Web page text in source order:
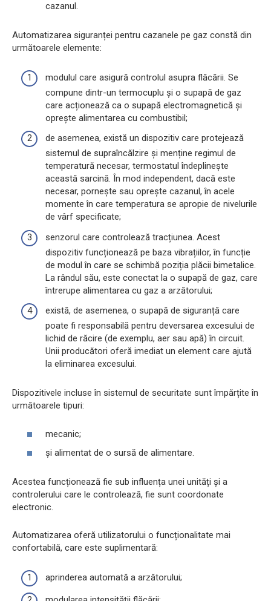
cazanul.
Automatizarea siguranței pentru cazanele pe gaz constă din
următoarele elemente:
modulul care asigură controlul asupra flăcării. Se
compune dintr-un termocuplu și o supapă de gaz
care acționează ca o supapă electromagnetică și
oprește alimentarea cu combustibil;
de asemenea, există un dispozitiv care protejează
sistemul de supraîncălzire și menține regimul de
temperatură necesar, termostatul îndeplinește
această sarcină. În mod independent, dacă este
necesar, pornește sau oprește cazanul, în acele
momente în care temperatura se apropie de nivelurile
de vârf specificate;
senzorul care controlează tracțiunea. Acest
dispozitiv funcționează pe baza vibrațiilor, în funcție
de modul în care se schimbă poziția plăcii bimetalice.
La rândul său, este conectat la o supapă de gaz, care
întrerupe alimentarea cu gaz a arzătorului;
există, de asemenea, o supapă de siguranță care
poate fi responsabilă pentru deversarea excesului de
lichid de răcire (de exemplu, aer sau apă) în circuit.
Unii producători oferă imediat un element care ajută
la eliminarea excesului.
Dispozitivele incluse în sistemul de securitate sunt împărțite în
următoarele tipuri:
mecanic;
și alimentat de o sursă de alimentare.
Acestea funcționează fie sub influența unei unități și a
controlerului care le controlează, fie sunt coordonate
electronic.
Automatizarea oferă utilizatorului o funcționalitate mai
confortabilă, care este suplimentară:
aprinderea automată a arzătorului;